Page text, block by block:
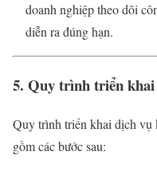
doanh nghiệp theo dõi
diễn ra đúng hạn.
5. Quy trình triển khai
Quy trình triển khai dịch vụ
gồm các bước sau: